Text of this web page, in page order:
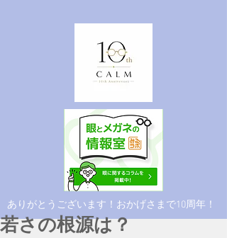
​ありがとうございます！おかげさまで10周年！
若さの根源は？